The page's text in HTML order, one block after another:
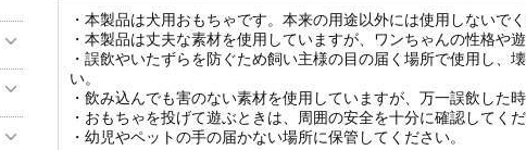
・本製品は犬用おもちゃです。本来の用途以外には使用しないでく
・本製品は丈夫な素材を使用していますが、ワンちゃんの性格や
・誤飲やいたずらを防ぐため飼い主様の目の届く場所で使用し、
い。
・飲み込んでも害のない素材を使用していますが、万一誤飲した
・おもちゃを投げて遊ぶときは、周囲の安全を十分に確認してくだ
・幼児やペットの手の届かない場所に保管してください。